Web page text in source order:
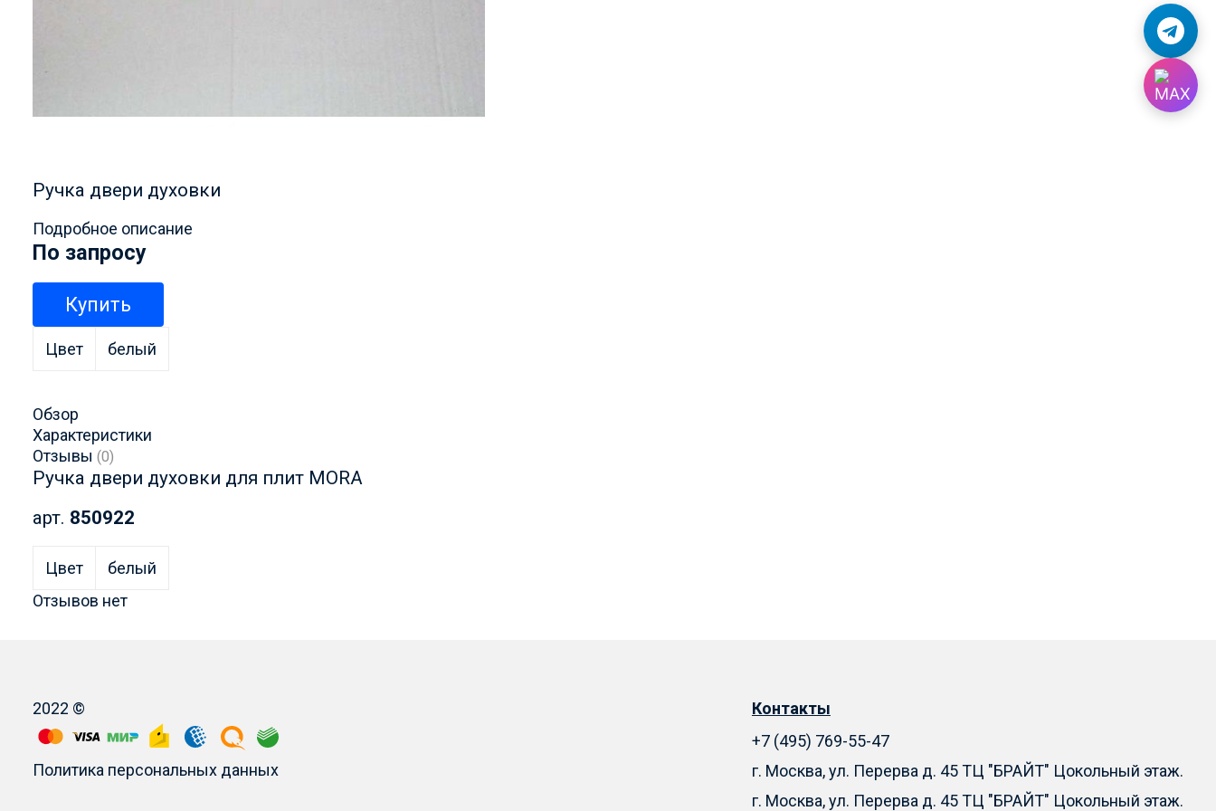
Ручка двери духовки
Подробное описание
По запросу
Купить
Цвет белый
Обзор
Характеристики
Отзывы (0)
Ручка двери духовки для плит MORA
арт. 850922
Цвет
белый
Отзывов нет
2022 ©
Политика персональных данных
Контакты
+7 (495) 769-55-47
г. Москва, ул. Перерва д. 45 ТЦ "БРАЙТ" Цокольный этаж.
г. Москва, ул. Перерва д. 45 ТЦ "БРАЙТ" Цокольный этаж.